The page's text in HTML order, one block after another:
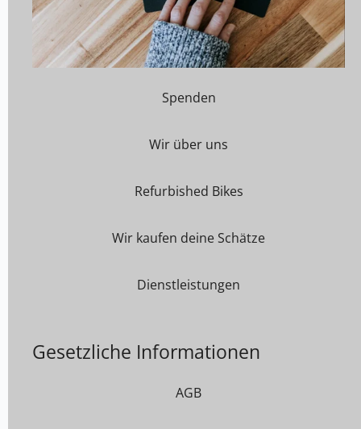
Spenden
Wir über uns
Refurbished Bikes
Wir kaufen deine Schätze
Dienstleistungen
Gesetzliche Informationen
AGB